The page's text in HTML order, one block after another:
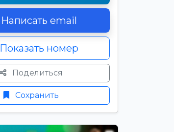
Написать email
Показать номер
Поделиться
Сохранить